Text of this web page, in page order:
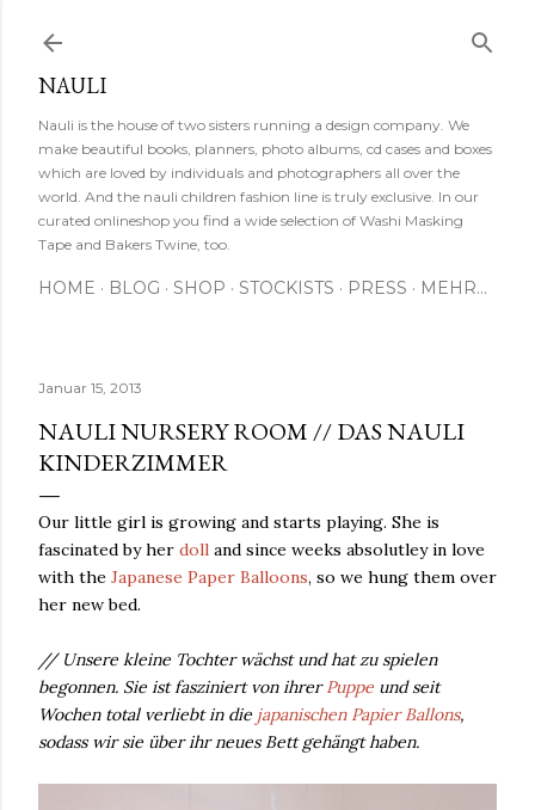
NAULI
Nauli is the house of two sisters running a design company. We
make beautiful books, planners, photo albums, cd cases and boxes
which are loved by individuals and photographers all over the
world. And the nauli children fashion line is truly exclusive. In our
curated onlineshop you find a wide selection of Washi Masking
Tape and Bakers Twine, too.
HOME BLOG SHOP STOCKISTS PRESS MEHR…
Januar 15, 2013
NAULI NURSERY ROOM // DAS NAULI
KINDERZIMMER
Our little girl is growing and starts playing. She is
fascinated by her doll and since weeks absolutley in love
with the Japanese Paper Balloons, so we hung them over
her new bed.
// Unsere kleine Tochter wächst und hat zu spielen
begonnen. Sie ist fasziniert von ihrerPuppe und seit
Wochen total verliebt in die japanischen Papier Ballons,
sodass wir sie über ihr neues Bett gehängt haben.